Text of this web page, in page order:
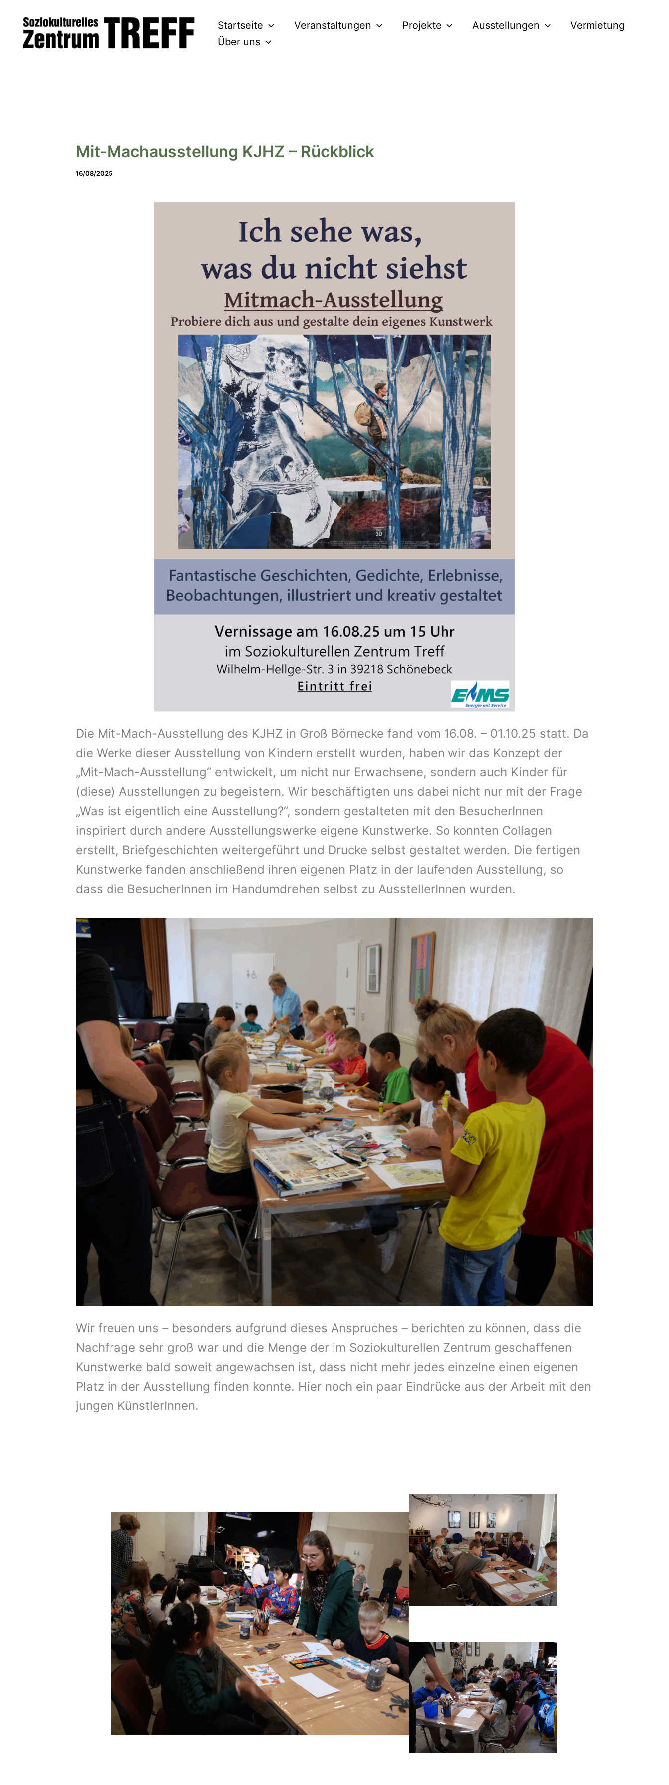
Inhalt
springen
Startseite Veranstaltungen Projekte Ausstellungen
Vermietung
Über uns
Mit-Machausstellung KJHZ – Rückblick
16/08/2025
Die Mit-Mach-Ausstellung des KJHZ in Groß Börnecke fand vom 16.08. – 01.10.25 statt. Da
die Werke dieser Ausstellung von Kindern erstellt wurden, haben wir das Konzept der
„Mit-Mach-Ausstellung“ entwickelt, um nicht nur Erwachsene, sondern auch Kinder für
(diese) Ausstellungen zu begeistern. Wir beschäftigten uns dabei nicht nur mit der Frage
„Was ist eigentlich eine Ausstellung?“, sondern gestalteten mit den BesucherInnen
inspiriert durch andere Ausstellungswerke eigene Kunstwerke. So konnten Collagen
erstellt, Briefgeschichten weitergeführt und Drucke selbst gestaltet werden. Die fertigen
Kunstwerke fanden anschließend ihren eigenen Platz in der laufenden Ausstellung, so
dass die BesucherInnen im Handumdrehen selbst zu AusstellerInnen wurden.
Wir freuen uns – besonders aufgrund dieses Anspruches – berichten zu können, dass die
Nachfrage sehr groß war und die Menge der im Soziokulturellen Zentrum geschaffenen
Kunstwerke bald soweit angewachsen ist, dass nicht mehr jedes einzelne einen eigenen
Platz in der Ausstellung finden konnte. Hier noch ein paar Eindrücke aus der Arbeit mit den
jungen KünstlerInnen.